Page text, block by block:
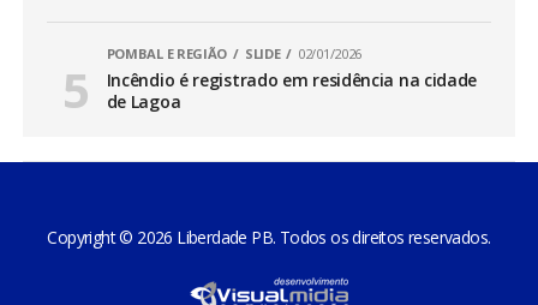
POMBAL E REGIÃO SLIDE 02/01/2026
Incêndio é registrado em residência na cidade
de Lagoa
Copyright © 2026 Liberdade PB. Todos os direitos reservados.